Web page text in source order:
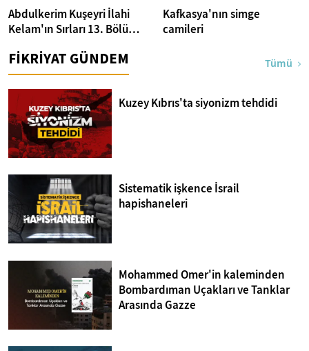
Abdulkerim Kuşeyri İlahi
Kelam'ın Sırları 13. Bölüm I
Ayetler Tefsiri
Kafkasya'nın simge
camileri
FİKRİYAT GÜNDEM Tümü
Kuzey Kıbrıs'ta siyonizm tehdidi
Sistematik işkence İsrail
hapishaneleri
Mohammed Omer'in kaleminden
Bombardıman Uçakları ve Tanklar
Arasında Gazze